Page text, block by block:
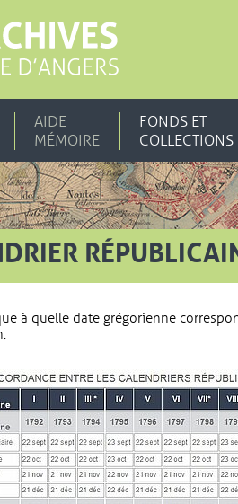
AIDE
MÉMOIRE
FONDS ET
COLLECTIONS
à quelle date grégorienne
l'image